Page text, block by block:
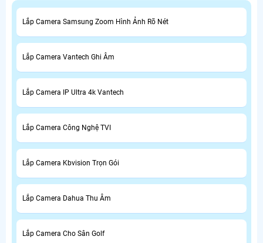
Lắp Camera Samsung Zoom Hình Ảnh Rõ Nét
Lắp Camera Vantech Ghi Âm
Lắp Camera IP Ultra 4k Vantech
Lắp Camera Công Nghệ TVI
Lắp Camera Kbvision Trọn Gói
Lắp Camera Dahua Thu Âm
Lắp Camera Cho Sân Golf